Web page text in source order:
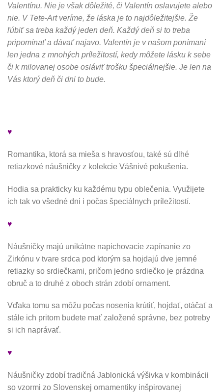
Valentínu. Nie je však dôležité, či Valentín oslavujete alebo
nie. V Tete-Art veríme, že láska je to najdôležitejšie. Že
ľúbiť sa treba každý jeden deň. Každý deň si to treba
pripomínať a dávať najavo. Valentín je v našom ponímaní
len jedna z mnohých príležitostí, kedy môžete lásku k sebe
či k milovanej osobe osláviť trošku špeciálnejšie. Je len na
Vás ktorý deň či dni to bude.
♥
Romantika, ktorá sa mieša s hravosťou, také sú dlhé
retiazkové náušničky z kolekcie Vášnivé pokušenia.
Hodia sa prakticky ku každému typu oblečenia. Využijete
ich tak vo všedné dni i počas špeciálnych príležitostí.
♥
Náušničky majú unikátne napichovacie zapínanie zo
Zirkónu v tvare srdca pod ktorým sa hojdajú dve jemné
retiazky so srdiečkami, pričom jedno srdiečko je prázdna
obruč a to druhé z oboch strán zdobí ornament.
Vďaka tomu sa môžu počas nosenia krútiť, hojdať, otáčať a
stále ich pritom budete mať založené správne, bez potreby
si ich naprávať.
♥
Náušničky zdobí tradičná Jablonická výšivka v kombinácii
so vzormi zo Slovenskej ornamentiky inšpirovanej